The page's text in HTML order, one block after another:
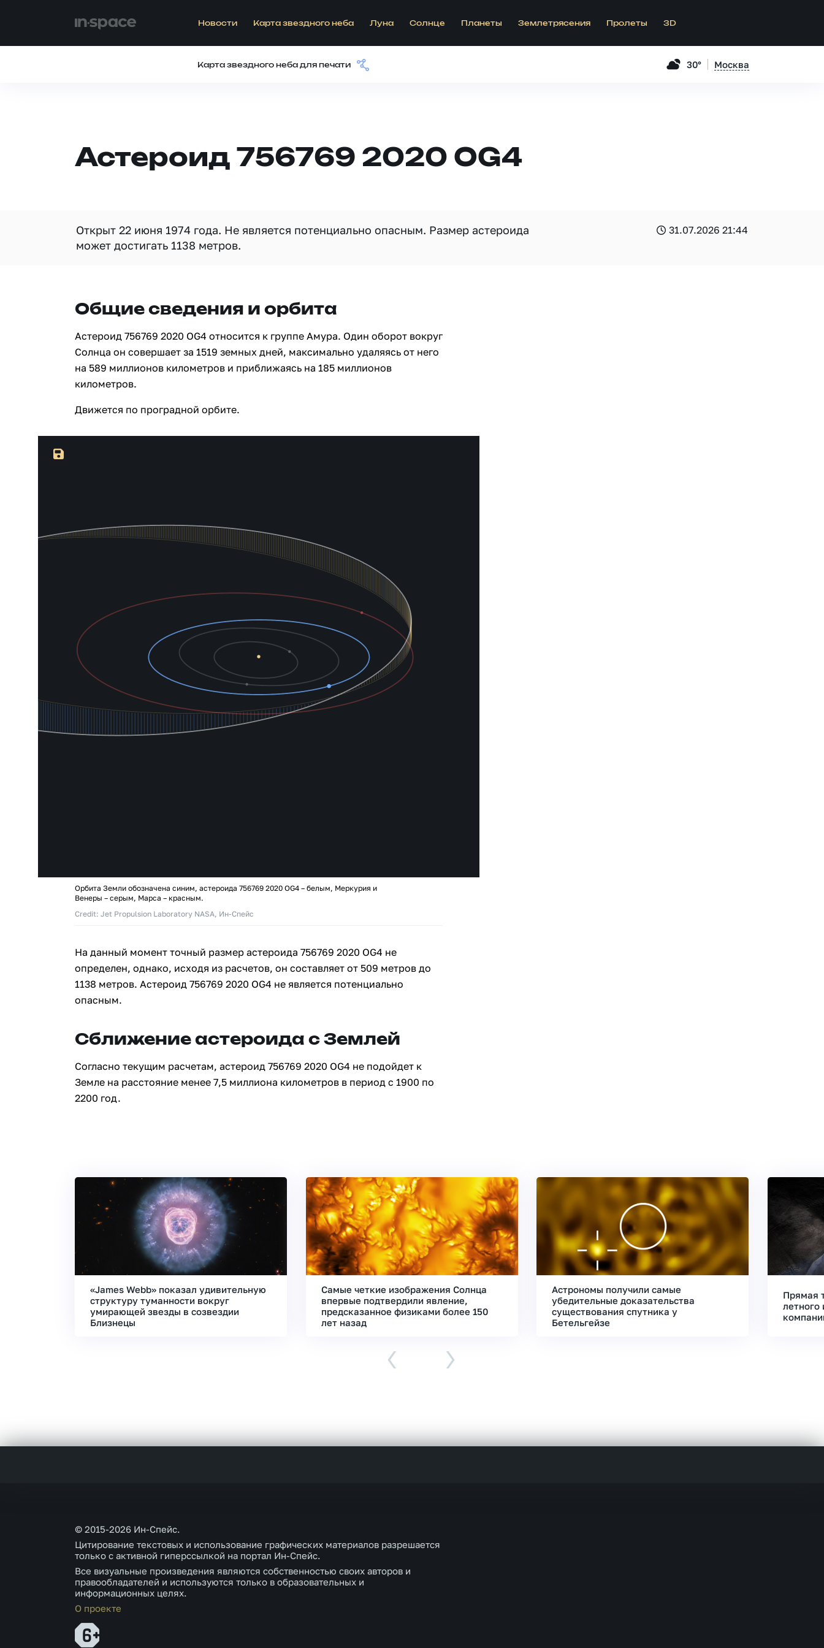
Новости Карта звездного неба Луна Солнце Планеты Землетрясения Пролеты 3D
Карта звездного неба для печати 30° Москва
Астероид 756769 2020 OG4
Открыт 22 июня 1974 года. Не является потенциально опасным. Размер астероида
может достигать 1138 метров.
31.07.2026 21:44
Общие сведения и орбита
Астероид 756769 2020 OG4 относится к группе Амура. Один оборот вокруг
Солнца он совершает за 1519 земных дней, максимально удаляясь от него
на 589 миллионов километров и приближаясь на 185 миллионов
километров.
Движется по проградной орбите.
Орбита Земли обозначена синим, астероида 756769 2020 OG4 – белым, Меркурия и
Венеры – серым, Марса – красным.
Credit: Jet Propulsion Laboratory NASA, Ин-Спейс
На данный момент точный размер астероида 756769 2020 OG4 не
определен, однако, исходя из расчетов, он составляет от 509 метров до
1138 метров. Астероид 756769 2020 OG4 не является потенциально
опасным.
Сближение астероида с Землей
Согласно текущим расчетам, астероид 756769 2020 OG4 не подойдет к
Земле на расстояние менее 7,5 миллиона километров в период с 1900 по
2200 год.
«James Webb» показал удивительную
структуру туманности вокруг
умирающей звезды в созвездии
Близнецы
Самые четкие изображения Солнца
впервые подтвердили явление,
предсказанное физиками более 150
лет назад
Астрономы получили самые
убедительные доказательства
существования спутника у
Бетельгейзе
Прямая
летного
‹ ›
© 2015-2026 Ин-Спейс.
Цитирование текстовых и использование графических материалов разрешается
только с активной гиперссылкой на портал Ин-Спейс.
Все визуальные произведения являются собственностью своих авторов и
правообладателей и используются только в образовательных и
информационных целях.
О проекте